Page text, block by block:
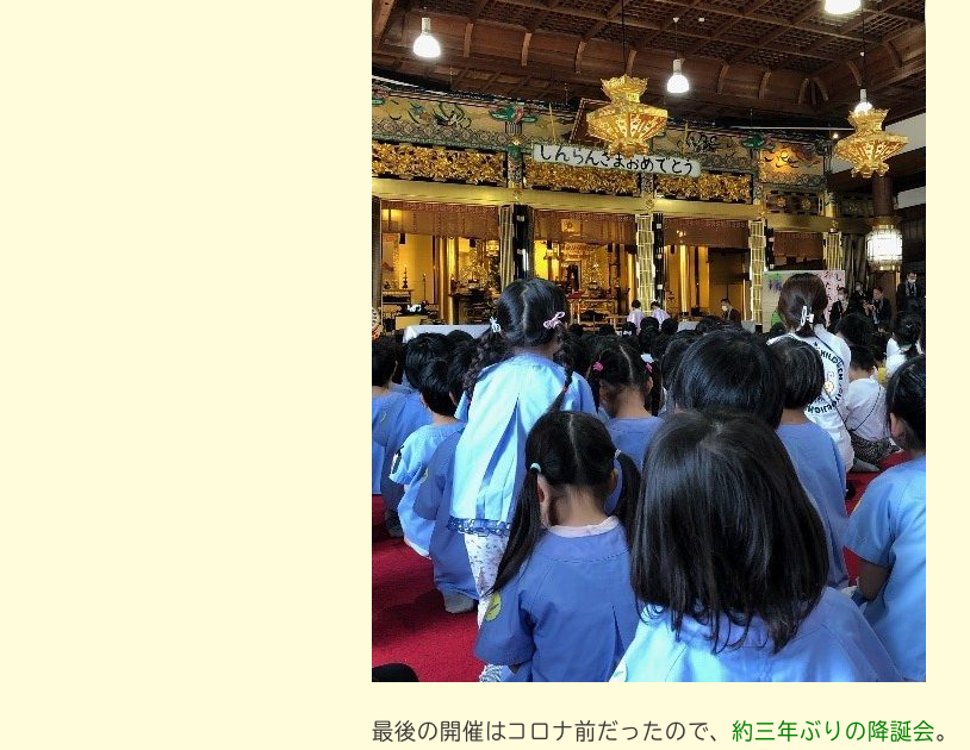
最後の開催はコロナ前だったので、約三年ぶりの降誕会。